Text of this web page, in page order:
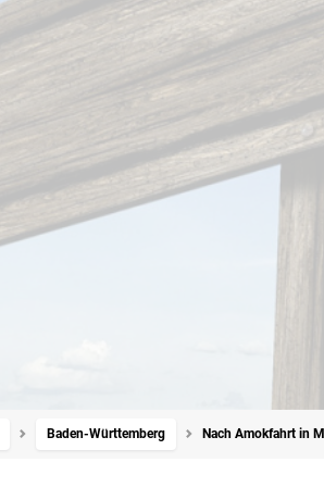
Baden-Württemberg Nach Amokfahrt in